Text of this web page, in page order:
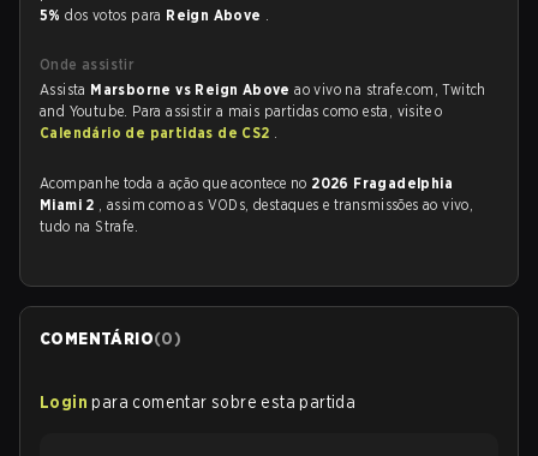
5%dos votos para Reign Above .
Onde assistir
Assista Marsborne vs Reign Aboveao vivo na strafe.com, Twitch
and Youtube. Para assistir a mais partidas como esta, visite o
Calendário de partidas de CS2 .
Acompanhe toda a ação que acontece no 2026 Fragadelphia
Miami 2 , assim como as VODs, destaques e transmissões ao vivo,
tudo na Strafe.
COMENTÁRIO(0)
Login para comentar sobre esta partida